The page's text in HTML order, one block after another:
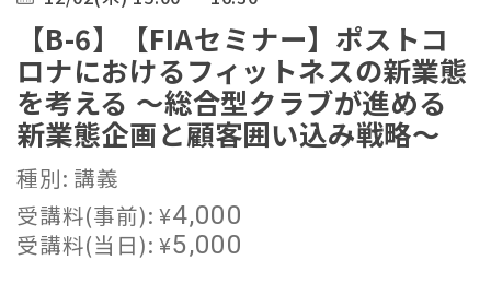
【B-6】【FIAセミナー】ポストコ
ロナにおけるフィットネスの新業態
を考える ～総合型クラブが進める
新業態企画と顧客囲い込み戦略～
種別: 講義
受講料(事前):¥4,000
受講料(当日):¥5,000